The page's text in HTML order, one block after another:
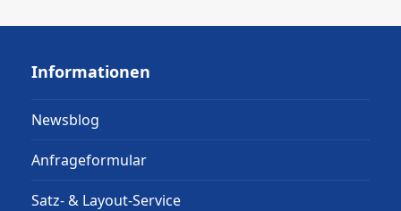
Informationen
Newsblog
Anfrageformular
Satz- & Layout-Service